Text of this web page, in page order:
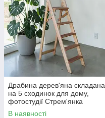
Драбина дерев'яна складана
на 5 сходинок для дому,
фотостудії Стрем'янка
побутова розкладна
В наявності